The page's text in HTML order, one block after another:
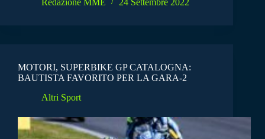
Redazione MME
24 Settembre 2022
MOTORI, SUPERBIKE GP CATALOGNA:
BAUTISTA FAVORITO PER LA GARA-2
Altri Sport